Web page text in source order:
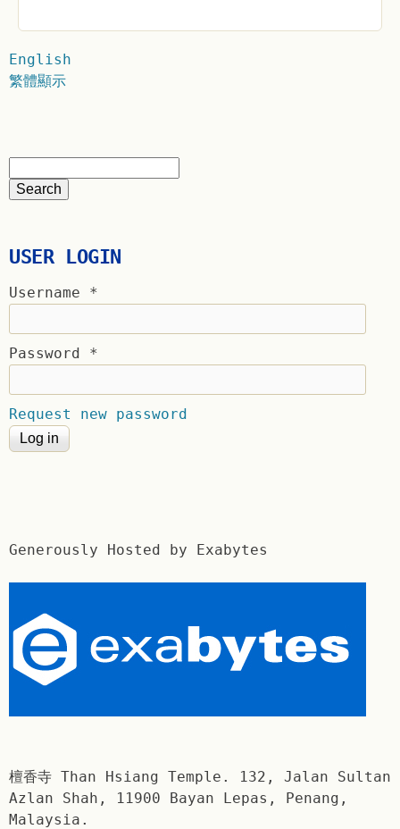
English
繁體顯示
USER LOGIN
Username *
Password *
Request new password
Generously Hosted by Exabytes
檀香寺 Than Hsiang Temple. 132, Jalan Sultan
Azlan Shah, 11900 Bayan Lepas, Penang,
Malaysia.